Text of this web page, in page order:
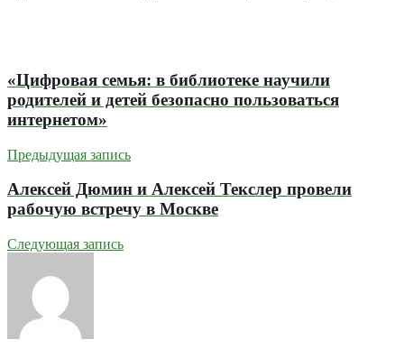
«Цифровая семья: в библиотеке научили
родителей и детей безопасно пользоваться
интернетом»
Предыдущая запись
Алексей Дюмин и Алексей Текслер провели
рабочую встречу в Москве
Следующая запись